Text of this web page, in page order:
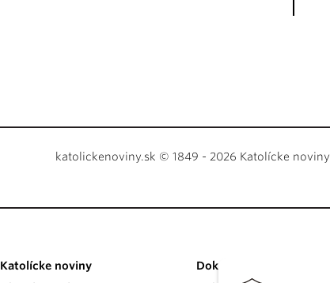
katolickenoviny.sk © 1849 - 2026 Katolícke noviny
Katolícke noviny
Dokumenty